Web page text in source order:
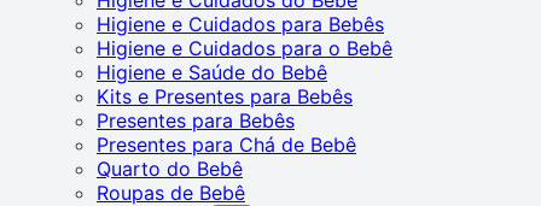
Higiene e Cuidados para Bebês
Higiene e Cuidados para o Bebê
Higiene e Saúde do Bebê
Kits e Presentes para Bebês
Presentes para Bebês
Presentes para Chá de Bebê
Quarto do Bebê
Roupas de Bebê